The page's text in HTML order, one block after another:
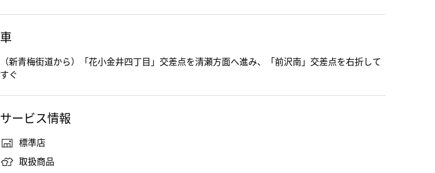
車
（新青梅街道から）「花小金井四丁目」交差点を清瀬方面へ進み、「前沢南」交差点を右折して
すぐ
サービス情報
標準店
取扱商品